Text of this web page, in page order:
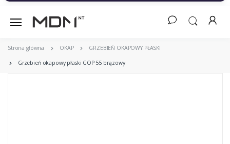
Strona główna OKAP GRZEBIEŃ OKAPOWY PŁASKI
Grzebień okapowy płaski GOP 55 brązowy